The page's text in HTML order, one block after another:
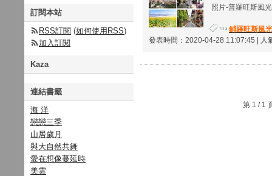
照片-普羅旺斯風
鋪羅旺斯風
發表時間：2020-04-28 11:07:45 | 人
第 1 /
訂閱本站
RSS訂閱 (如何使用RSS)
加入訂閱
Kaza
連結書籤
海 洋
戀戀三季
山居歲月
與大自然共舞
愛在想像蔓延時
美雲